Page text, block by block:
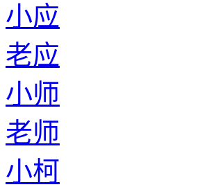
小应
老应
小师
老师
小柯